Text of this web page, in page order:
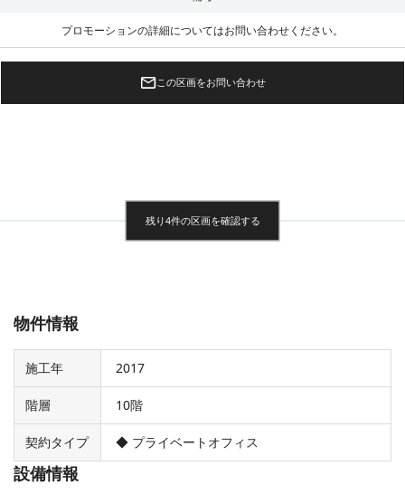
プロモーションの詳細についてはお問い合わせください。
この区画をお問い合わせ
残り4件の区画を確認する
物件情報
施工年 2017
階層 10階
契約タイプ ◆ プライベートオフィス
設備情報